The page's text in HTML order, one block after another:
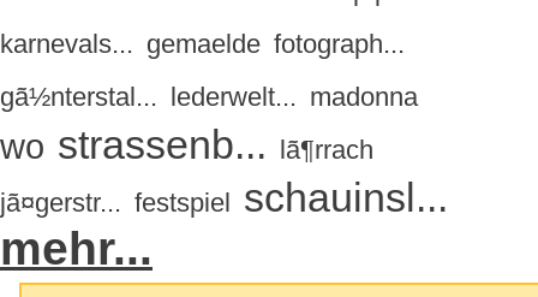
karnevals... gemaelde fotograph...
gã½nterstal... lederwelt... madonna
wo strassenb... lã¶rrach
jã¤gerstr... festspiel schauinsl...
mehr...